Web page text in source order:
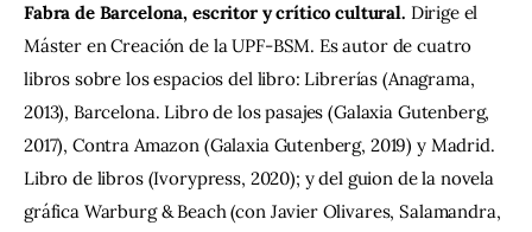
Fabra de Barcelona, escritor y crítico cultural. Dirige el
Máster en Creación de la UPF-BSM. Es autor de cuatro
libros sobre los espacios del libro: Librerías (Anagrama,
2013), Barcelona. Libro de los pasajes (Galaxia Gutenberg,
2017), Contra Amazon (Galaxia Gutenberg, 2019) y Madrid.
Libro de libros (Ivorypress, 2020); y del guion de la novela
gráfica Warburg & Beach (con Javier Olivares, Salamandra,